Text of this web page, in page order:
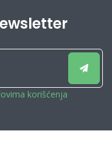
korišćenja